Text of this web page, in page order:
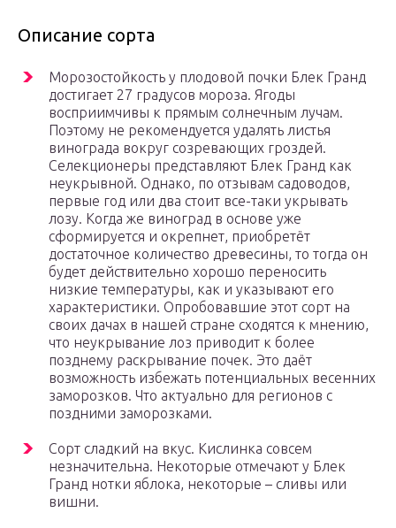
Описание сорта
Морозостойкость у плодовой почки Блек Гранд
достигает 27 градусов мороза. Ягоды
восприимчивы к прямым солнечным лучам.
Поэтому не рекомендуется удалять листья
винограда вокруг созревающих гроздей.
Селекционеры представляют Блек Гранд как
неукрывной. Однако, по отзывам садоводов,
первые год или два стоит все-таки укрывать
лозу. Когда же виноград в основе уже
сформируется и окрепнет, приобретёт
достаточное количество древесины, то тогда он
будет действительно хорошо переносить
низкие температуры, как и указывают его
характеристики. Опробовавшие этот сорт на
своих дачах в нашей стране сходятся к мнению,
что неукрывание лоз приводит к более
позднему раскрывание почек. Это даёт
возможность избежать потенциальных весенних
заморозков. Что актуально для регионов с
поздними заморозками.
Сорт сладкий на вкус. Кислинка совсем
незначительна. Некоторые отмечают у Блек
Гранд нотки яблока, некоторые – сливы или
вишни.